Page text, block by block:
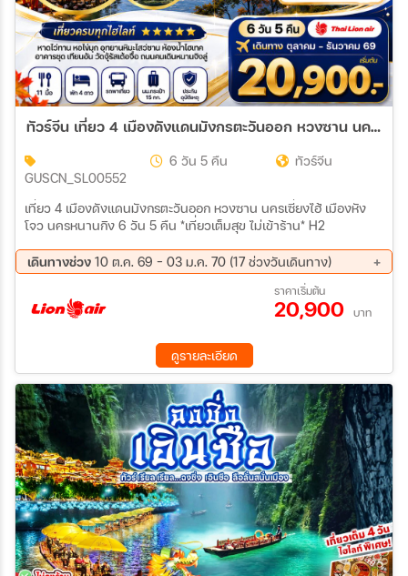
ทัวร์จีน เที่ยว 4 เมืองดังแดนมังกรตะวันออก หวงซาน นครเซี่ยงไฮ้ เมืองหังโจว นครหนานกิง *เที่ยวเต็มสุข ไม่เข้าร้าน* H2 6วัน 5คืน (SL)
GUSCN_SL00552
6 วัน 5 คืน ทัวร์จีน
เที่ยว 4 เมืองดังแดนมังกรตะวันออก หวงซาน นครเซี่ยงไฮ้ เมืองหัง
โจว นครหนานกิง 6 วัน 5 คืน *เที่ยวเต็มสุข ไม่เข้าร้าน* H2
เดินทางช่วง 10 ต.ค. 69 - 03 ม.ค. 70 (17 ช่วงวันเดินทาง)
15 ต.ค. 69 - 20 ต.ค. 69
20 ต.ค. 69 - 25 ต.ค. 69
25 ต.ค. 69 - 30 ต.ค. 69
30 ต.ค. 69 - 04 พ.ย. 69
04 พ.ย. 69 - 09 พ.ย. 69
14 พ.ย. 69 - 19 พ.ย. 69
24 พ.ย. 69 - 29 พ.ย. 69
29 พ.ย. 69 - 04 ธ.ค. 69
04 ธ.ค. 69 - 09 ธ.ค. 69
09 ธ.ค. 69 - 14 ธ.ค. 69
14 ธ.ค. 69 - 19 ธ.ค. 69
19 ธ.ค. 69 - 24 ธ.ค. 69
24 ธ.ค. 69 - 29 ธ.ค. 69
29 ธ.ค. 69 - 03 ม.ค. 70
ราคาเริ่มต้น
20,900 บาท
ดูรายละเอียด